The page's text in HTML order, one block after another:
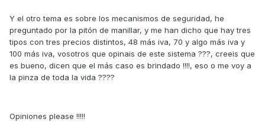
Y el otro tema es sobre los mecanismos de seguridad, he
preguntado por la pitón de manillar, y me han dicho que hay tres
tipos con tres precios distintos, 48 más iva, 70 y algo más iva y
100 más iva, vosotros que opinais de este sistema ???, creeis que
es bueno, dicen que el más caso es brindado !!!!, eso o me voy a
la pinza de toda la vida ????
Opiniones please !!!!!